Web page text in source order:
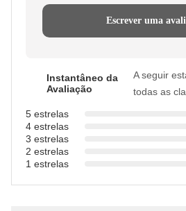
Escrever uma
Instantâneo da
Avaliação
A seguir
todas as
5 estrelas
4 estrelas
3 estrelas
2 estrelas
1 estrelas